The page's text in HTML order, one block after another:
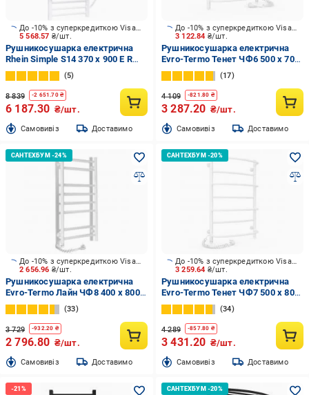
5 568.57 ₴/шт.
До -10% з суперкредиткою Visa Вигода
Рушникосушарка електрична
Rhein Simple S14 370 х 900 E R
PE/MAT RAL9003 White 180W
5
8 839 -2 651.70₴
6 187.30 ₴/шт.
Cамовивіз Доставимо
3 122.84 ₴/шт.
До -10% з суперкредиткою Visa Вигода
Рушникосушарка електрична
Evro-Termo Тенет ЧФ6 500 х 700
Е П S3
17
4 109 -821.80 ₴
3 287.20 ₴/шт.
Cамовивіз Доставимо
2 656.96 ₴/шт.
До -10% з суперкредиткою Visa Вигода
Рушникосушарка електрична
Evro-Termo Лайн ЧФ8 400 х 800
Електро ЛП S3
33
3 729 -932.20 ₴
2 796.80 ₴/шт.
Cамовивіз Доставимо
3 259.64 ₴/шт.
До -10% з суперкредиткою Visa Вигода
Рушникосушарка електрична
Evro-Termo Тенет ЧФ7 500 х 800
Е Л S3
34
4 289 -857.80 ₴
3 431.20 ₴/шт.
Cамовивіз Доставимо